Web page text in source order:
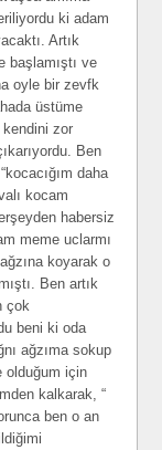
ki adam
Artık
başlamıştı ve
oyle bir zevfk
üstüme
zor
Ben
daha
kocam
habersiz
meme uclarmı
koyarak o
Ben artık
çok
beni ki oda
ağzıma sokup
olduğum için
kalkarak, “
ben o an